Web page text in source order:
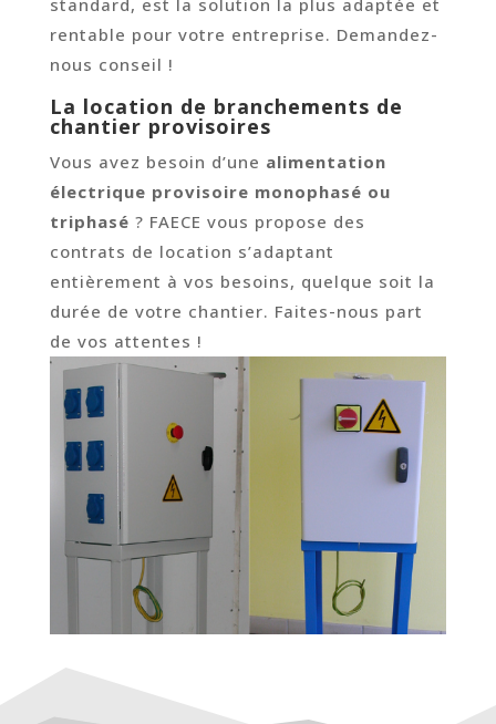
standard, est la solution la plus adaptée et
rentable pour votre entreprise. Demandez-
nous conseil !
La location de branchements de
chantier provisoires
Vous avez besoin d’une alimentation
électrique provisoire monophasé ou
triphasé ? FAECE vous propose des
contrats de location s’adaptant
entièrement à vos besoins, quelque soit la
durée de votre chantier. Faites-nous part
de vos attentes !